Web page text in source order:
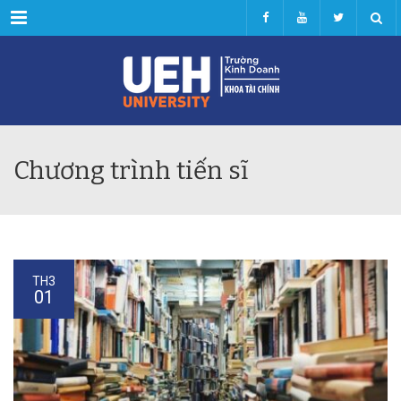
Menu
Chương trình tiến sĩ
TH3
01